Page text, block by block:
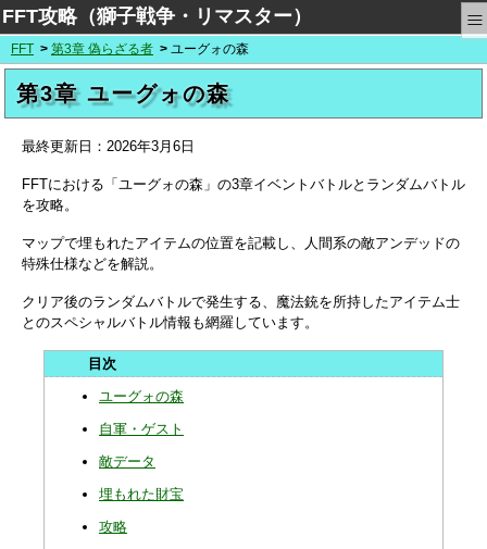
FFT攻略（獅子戦争・リマスター） ≡
FFT 第3章 偽らざる者 ユーグォの森
第3章 ユーグォの森
最終更新日： 2026年3月6日
FFTにおける「ユーグォの森」の3章イベントバトルとランダムバトル
を攻略。
マップで埋もれたアイテムの位置を記載し、人間系の敵アンデッドの
特殊仕様などを解説。
クリア後のランダムバトルで発生する、魔法銃を所持したアイテム士
とのスペシャルバトル情報も網羅しています。
ユーグォの森
自軍・ゲスト
敵データ
埋もれた財宝
攻略